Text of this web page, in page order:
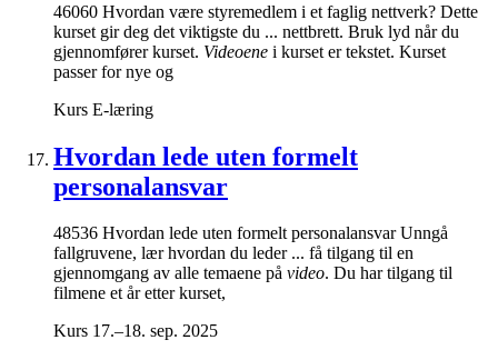
46060 Hvordan være styremedlem i et faglig nettverk? Dette
kurset gir deg det viktigste du ... nettbrett. Bruk lyd når du
gjennomfører kurset. Videoene i kurset er tekstet. Kurset
passer for nye og
Kurs E-læring
Hvordan lede uten formelt
personalansvar
48536 Hvordan lede uten formelt personalansvar Unngå
fallgruvene, lær hvordan du leder ... få tilgang til en
gjennomgang av alle temaene på video. Du har tilgang til
filmene et år etter kurset,
Kurs 17.–18. sep. 2025